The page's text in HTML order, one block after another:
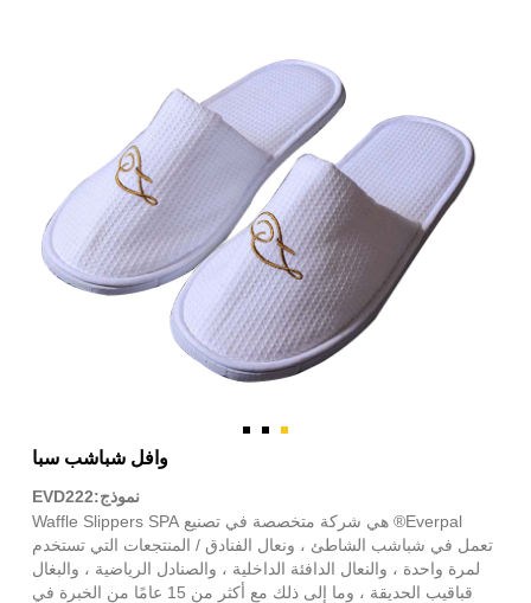
وافل شباشب سبا
نموذج:EVD222
Everpal® هي شركة متخصصة في تصنيع Waffle Slippers SPA
تعمل في شباشب الشاطئ ، ونعال الفنادق / المنتجعات التي تستخدم
لمرة واحدة ، والنعال الدافئة الداخلية ، والصنادل الرياضية ، والبغال
قباقيب الحديقة ، وما إلى ذلك مع أكثر من 15 عامًا من الخبرة في